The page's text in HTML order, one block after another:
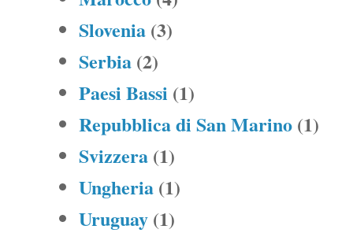
Slovenia (3)
Serbia (2)
Paesi Bassi (1)
Repubblica di San Marino (1)
Svizzera (1)
Ungheria (1)
Uruguay (1)